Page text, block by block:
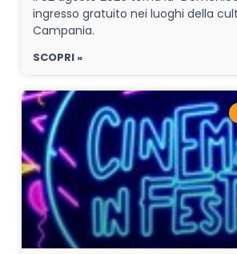
ingresso gratuito nei luoghi della
Campania.
SCOPRI »